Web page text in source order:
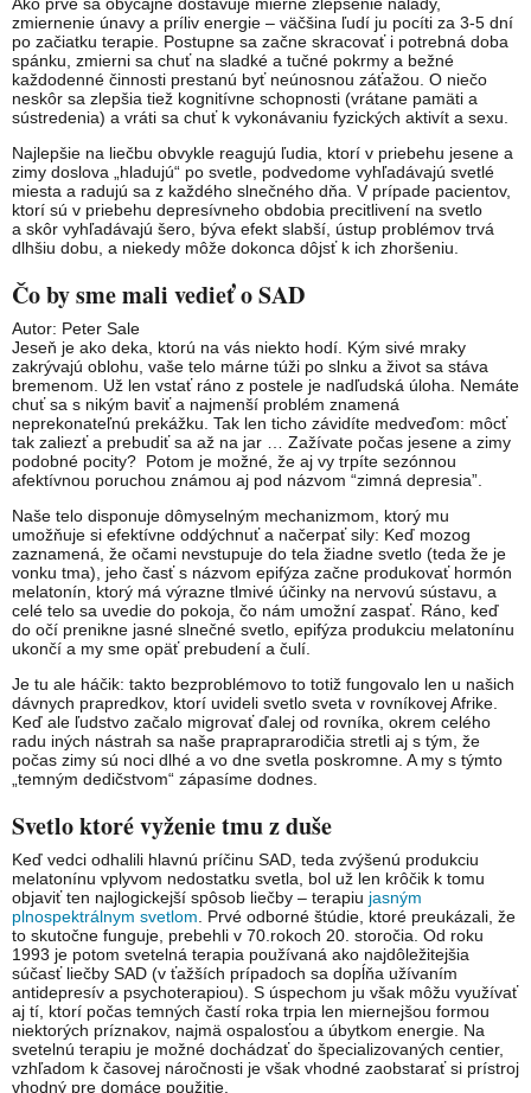
zmiernenie únavy a príliv energie – väčšina ľudí ju pocíti za 3-5 dní
po začiatku terapie. Postupne sa začne skracovať i potrebná doba
spánku, zmierni sa chuť na sladké a tučné pokrmy a bežné
každodenné činnosti prestanú byť neúnosnou záťažou. O niečo
neskôr sa zlepšia tiež kognitívne schopnosti (vrátane pamäti a
sústredenia) a vráti sa chuť k vykonávaniu fyzických aktivít a sexu.
Najlepšie na liečbu obvykle reagujú ľudia, ktorí v priebehu jesene a
zimy doslova „hladujú“ po svetle, podvedome vyhľadávajú svetlé
miesta a radujú sa z každého slnečného dňa. V prípade pacientov,
ktorí sú v priebehu depresívneho obdobia precitlivení na svetlo
a skôr vyhľadávajú šero, býva efekt slabší, ústup problémov trvá
dlhšiu dobu, a niekedy môže dokonca dôjsť k ich zhoršeniu.
Čo by sme mali vedieť o SAD
Autor: Peter Sale
Jeseň je ako deka, ktorú na vás niekto hodí. Kým sivé mraky
zakrývajú oblohu, vaše telo márne túži po slnku a život sa stáva
bremenom. Už len vstať ráno z postele je nadľudská úloha. Nemáte
chuť sa s nikým baviť a najmenší problém znamená
neprekonateľnú prekážku. Tak len ticho závidíte medveďom: môcť
tak zaliezť a prebudiť sa až na jar … Zažívate počas jesene a zimy
podobné pocity? Potom je možné, že aj vy trpíte sezónnou
afektívnou poruchou známou aj pod názvom “zimná depresia”.
Naše telo disponuje dômyselným mechanizmom, ktorý mu
umožňuje si efektívne oddýchnuť a načerpať sily: Keď mozog
zaznamená, že očami nevstupuje do tela žiadne svetlo (teda že je
vonku tma), jeho časť s názvom epifýza začne produkovať hormón
melatonín, ktorý má výrazne tlmivé účinky na nervovú sústavu, a
celé telo sa uvedie do pokoja, čo nám umožní zaspať. Ráno, keď
do očí prenikne jasné slnečné svetlo, epifýza produkciu melatonínu
ukončí a my sme opäť prebudení a čulí.
Je tu ale háčik: takto bezproblémovo to totiž fungovalo len u našich
dávnych prapredkov, ktorí uvideli svetlo sveta v rovníkovej Afrike.
Keď ale ľudstvo začalo migrovať ďalej od rovníka, okrem celého
radu iných nástrah sa naše prapraprarodičia stretli aj s tým, že
počas zimy sú noci dlhé a vo dne svetla poskromne. A my s týmto
„temným dedičstvom“ zápasíme dodnes.
Svetlo ktoré vyženie tmu z duše
Keď vedci odhalili hlavnú príčinu SAD, teda zvýšenú produkciu
melatonínu vplyvom nedostatku svetla, bol už len krôčik k tomu
objaviť ten najlogickejší spôsob liečby – terapiu jasným
plnospektrálnym svetlom . Prvé odborné štúdie, ktoré preukázali, že
to skutočne funguje, prebehli v 70.rokoch 20. storočia. Od roku
1993 je potom svetelná terapia používaná ako najdôležitejšia
súčasť liečby SAD (v ťažších prípadoch sa dopĺňa užívaním
antidepresív a psychoterapiou). S úspechom ju však môžu využívať
aj tí, ktorí počas temných častí roka trpia len miernejšou formou
niektorých príznakov, najmä ospalosťou a úbytkom energie. Na
svetelnú terapiu je možné dochádzať do špecializovaných centier,
vzhľadom k časovej náročnosti je však vhodné zaobstarať si prístroj
vhodný pre domáce použitie.